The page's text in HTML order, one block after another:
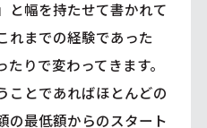
と幅を持たせて書かれて
れまでの経験であった
りで変わってきます。
ことであればほとんどの
の最低額からのスタート